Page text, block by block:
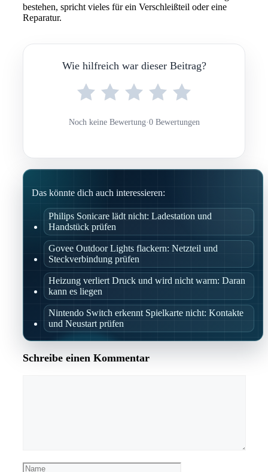
bestehen, spricht vieles für ein Verschleißteil oder eine
Reparatur.
Wie hilfreich war dieser Beitrag?
Noch keine Bewertung·0 Bewertungen
Das könnte dich auch interessieren:
Philips Sonicare lädt nicht: Ladestation und
Handstück prüfen
Govee Outdoor Lights flackern: Netzteil und
Steckverbindung prüfen
Heizung verliert Druck und wird nicht warm: Daran
kann es liegen
Nintendo Switch erkennt Spielkarte nicht: Kontakte
und Neustart prüfen
Schreibe einen Kommentar
Name